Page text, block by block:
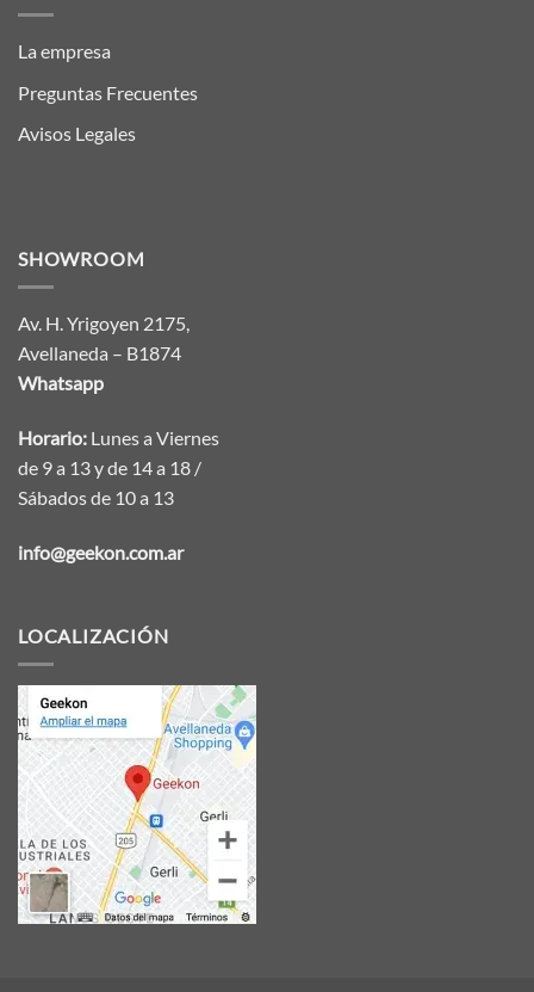
La empresa
Preguntas Frecuentes
Avisos Legales
SHOWROOM
Av. H. Yrigoyen 2175,
Avellaneda – B1874
Whatsapp
Horario: Lunes a Viernes
de 9 a 13 y de 14 a 18 /
Sábados de 10 a 13
info@geekon.com.ar
LOCALIZACIÓN